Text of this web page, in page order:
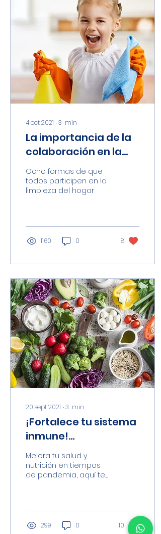
4 oct 2021 ∙3 min
La importancia de la
colaboración en la
familia y sus
beneficios
Ocho formas de que
todos participen en la
limpieza del hogar
1160 0 8
20 sept 2021 ∙3 min
¡Fortalece tu sistema
inmune!
Alimentación
saludable
Mejora tu salud y
nutrición en tiempos
de pandemia, aquí te
299 0 10